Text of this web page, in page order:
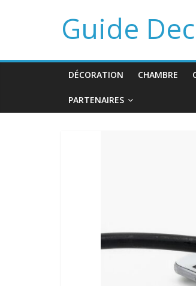
Guide
DÉCORATION CHAMBRE
PARTENAIRES